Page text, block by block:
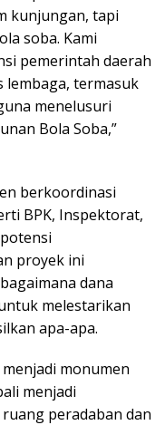
kunjungan, tapi
soba. Kami
pemerintah daerah
lembaga, termasuk
menelusuri
Bola Soba,”
berkoordinasi
BPK, Inspektorat,
proyek ini
dana
melestarikan
apa-apa.
monumen
menjadi
peradaban dan